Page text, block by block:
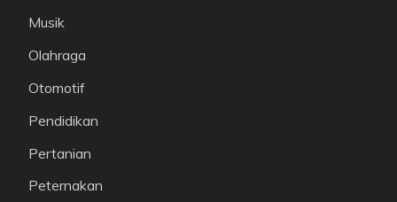
Musik
Olahraga
Otomotif
Pendidikan
Pertanian
Peternakan